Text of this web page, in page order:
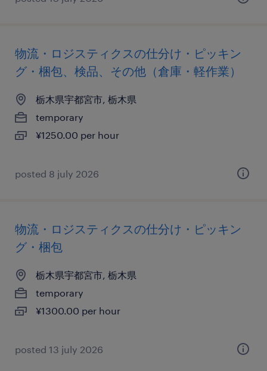
物流・ロジスティクスの仕分け・ピッキン
グ・梱包、検品、その他（倉庫・軽作業）
栃木県宇都宮市, 栃木県
temporary
¥1250.00 per hour
posted 8 july 2026
物流・ロジスティクスの仕分け・ピッキン
グ・梱包
栃木県宇都宮市, 栃木県
temporary
¥1300.00 per hour
posted 13 july 2026